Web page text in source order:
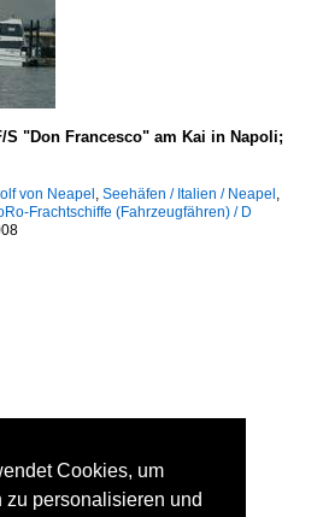
S "Don Francesco" am Kai in Napoli;
von Neapel , Seehäfen / Italien / Neapel ,
Frachtschiffe (Fahrzeugfähren) / D
Cookies, um
zu personalisieren und